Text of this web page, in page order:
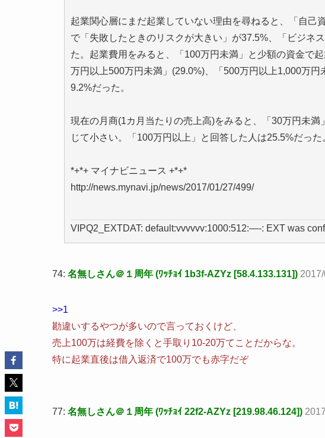
起業関心層にまだ起業していない理由を尋ねると、「自己
で「失敗したときのリスクが大きい」が37.5%、「ビジネ
た。起業費用をみると、「100万円未満」と少額の資金で
万円以上500万円未満」(29.0%)、「500万円以上1,000万
9.2%だった。
現在の月商(1カ月当たりの売上高)をみると、「30万円未
じて小さい。「100万円以上」と回答した人は25.5%だった
*+*+ マイナビニュース +*+*
http://news.mynavi.jp/news/2017/01/27/499/
VIPQ2_EXTDAT: default:vvvvvv:1000:512:—-: EXT was
74: 名無しさん＠１周年 (ﾜｯﾁｮｲ 1b3f-AZYz [58.4.133.131])
>>1
勘違いするやつが多いので言っておくけど、
売上100万は経費を除くと手取り10-20万てことだからな。
特に起業直後は借入返済で100万でも赤字だぞ
77: 名無しさん＠１周年 (ﾜｯﾁｮｲ 22f2-AZYz [219.98.46.124])